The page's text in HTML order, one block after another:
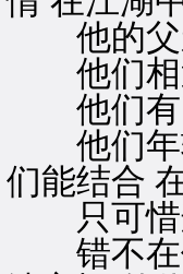
他的父
他们相
他们有
他们年
们能结合
只可惜
错不在